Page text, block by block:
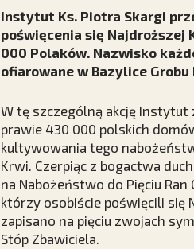
Instytut Ks. Piotra Skargi
poświęcenia się Najdroższej
000 Polaków. Nazwisko
ofiarowane w Bazylice
W tę szczególną akcję Instytut
prawie 430 000 polskich
kultywowania tego
Krwi. Czerpiąc z bogactwa
na Nabożeństwo do Pięciu
którzy osobiście poświęcili się
zapisano na pięciu zwojach
Stóp Zbawiciela.